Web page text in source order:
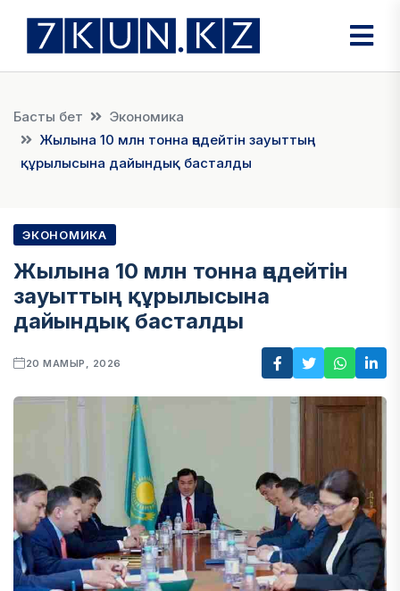
Басты бет
Экономика
Жылына 10 млн тонна өңдейтін зауыттың
құрылысына дайындық басталды
ЭКОНОМИКА
Жылына 10 млн тонна өңдейтін
зауыттың құрылысына
дайындық басталды
20 МАМЫР, 2026